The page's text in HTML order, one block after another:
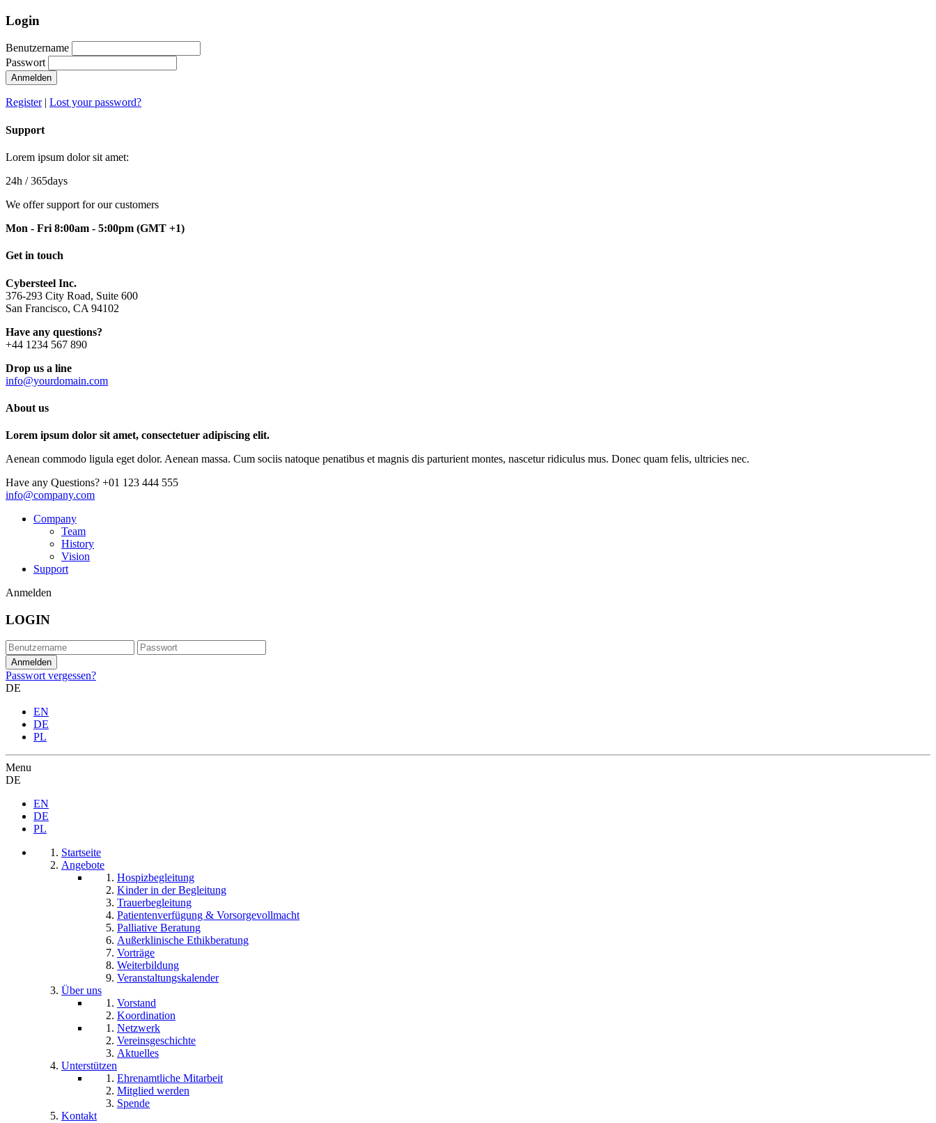
Login
Benutzername
Passwort
Anmelden
Register| Lost your password?
Support
Lorem ipsum dolor sit amet:
24h / 365days
We offer support for our customers
Mon - Fri 8:00am - 5:00pm (GMT +1)
Get in touch
Cybersteel Inc.
376-293 City Road, Suite 600
San Francisco, CA 94102
Have any questions?
+44 1234 567 890
Drop us a line
info@yourdomain.com
About us
Lorem ipsum dolor sit amet, consectetuer adipiscing elit.
Aenean commodo ligula eget dolor. Aenean massa. Cum sociis natoque penatibus et magnis dis parturient montes, nascetur ridiculus mus. Donec quam felis, ultricies nec.
Have any Questions? +01 123 444 555
info@company.com
Company
Team
History
Vision
Support
Anmelden
LOGIN
Passwort vergessen?
DE
EN
DE
PL
Menu
DE
EN
DE
PL
Startseite
Angebote
Hospizbegleitung
Kinder in der Begleitung
Trauerbegleitung
Patientenverfügung & Vorsorgevollmacht
Palliative Beratung
Außerklinische Ethikberatung
Vorträge
Weiterbildung
Veranstaltungskalender
Über uns
Vorstand
Koordination
Netzwerk
Vereinsgeschichte
Aktuelles
Unterstützen
Ehrenamtliche Mitarbeit
Mitglied werden
Spende
Kontakt